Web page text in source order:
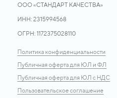
ООО «CТАНДАРТ КАЧЕСТВА»
ИНН: 2315994568
ОГРН: 1172375028110
Политика конфиденциальности
Публичная оферта для ЮЛ и ФЛ
Публичная оферта для ЮЛ с НДС
Пользовательское соглашение